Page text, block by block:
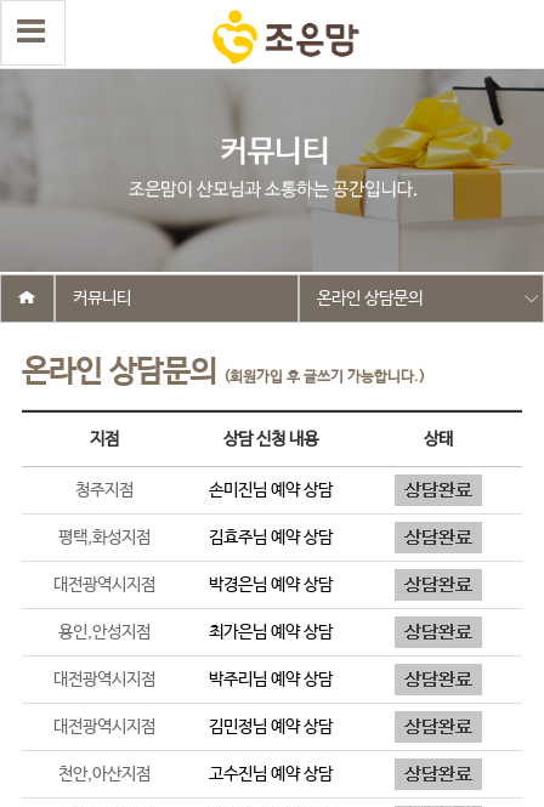
온라인 상담문의 (회원가입 후 글쓰기 가능합니다.)
커뮤니티 온라인 상담문의
지점 상담 신청 내용 상태
청주지점 손미진님 예약 상담
평택,화성지점 김효주님 예약 상담
대전광역시지점 박경은님 예약 상담
용인,안성지점 최가은님 예약 상담
대전광역시지점 박주리 님 예약 상담
대전광역시지점 김민정님 예약 상담
천안,아산지점 고수진님 예약 상담